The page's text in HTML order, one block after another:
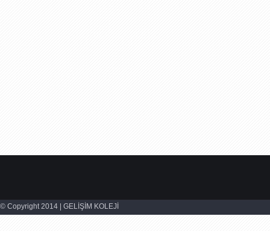
© Copyright 2014 | GELİŞİM KOLEJİ